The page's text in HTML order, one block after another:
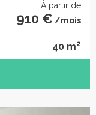
À partir de
910 € /mois
40 m2